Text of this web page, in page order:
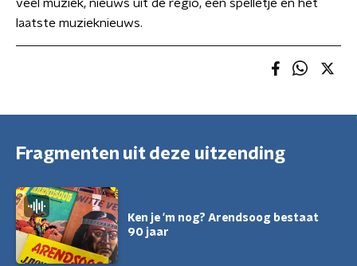
veel muziek, nieuws uit de regio, een spelletje en het
laatste muzieknieuws.
Fragmenten uit deze uitzending
Ken je 'm nog? Arendsoog bestaat
90 jaar